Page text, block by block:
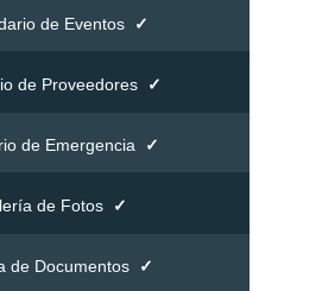
de Eventos ✓
de Proveedores ✓
de Emergencia ✓
de Fotos ✓
de Documentos ✓